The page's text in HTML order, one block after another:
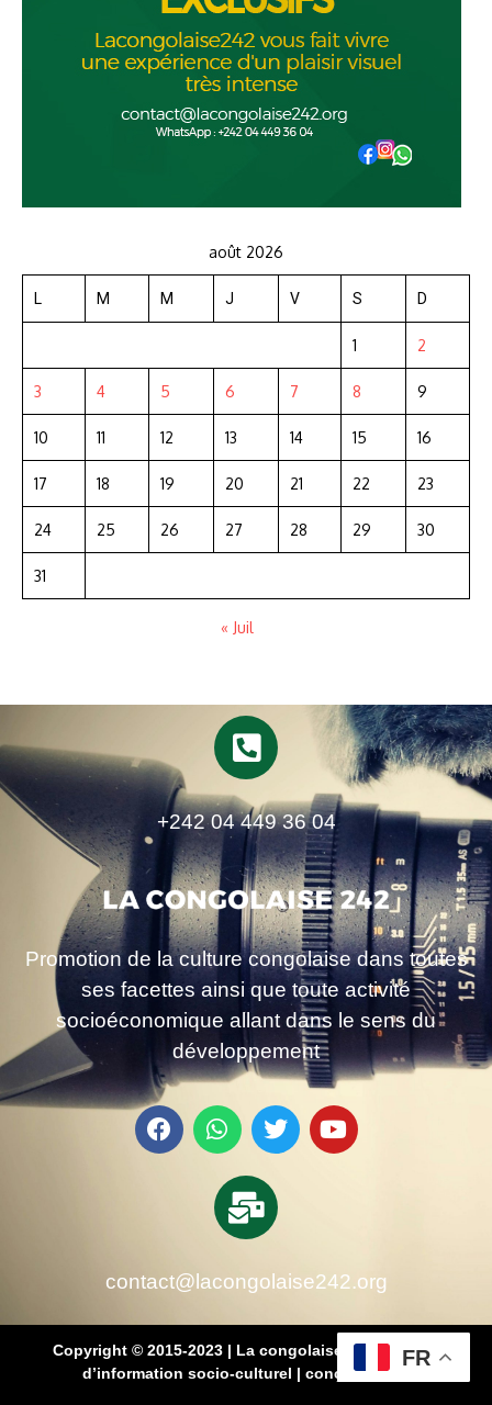
août 2026
L M M J V S D
1 2
3 4 5 6 7 8 9
10 11 12 13 14 15 16
17 18 19 20 21 22 23
24 25 26 27 28 29 30
31
« Juil
+242 04 449 36 04
Promotion de la culture congolaise dans toutes
ses facettes ainsi que toute activité
socioéconomique allant dans le sens du
développement
contact@lacongolaise242.org
Copyright © 2015-2023 | La congolaise 242 – média
d’information socio-culturel | conçu par SB
FR